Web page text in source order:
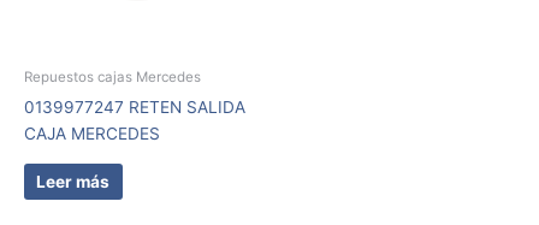
Repuestos cajas Mercedes
0139977247 RETEN SALIDA
CAJA MERCEDES
Leer más